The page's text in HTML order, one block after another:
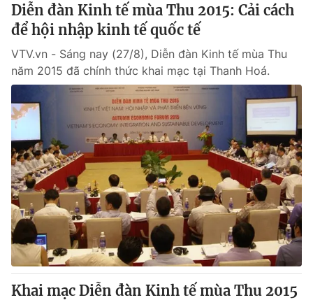
Diễn đàn Kinh tế mùa Thu 2015: Cải cách
để hội nhập kinh tế quốc tế
VTV.vn - Sáng nay (27/8), Diễn đàn Kinh tế mùa Thu
năm 2015 đã chính thức khai mạc tại Thanh Hoá.
Khai mạc Diễn đàn Kinh tế mùa Thu 2015